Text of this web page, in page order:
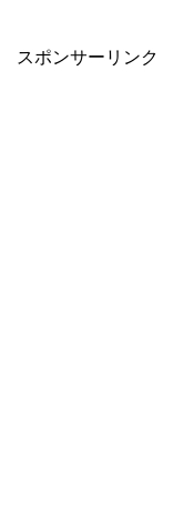
スポンサーリンク